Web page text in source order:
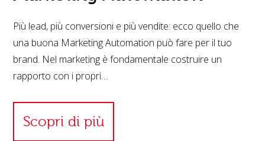
Più lead, più conversioni e più vendite: ecco quello che
una buona Marketing Automation può fare per il tuo
brand. Nel marketing è fondamentale costruire un
rapporto con i propri…
Scopri di più